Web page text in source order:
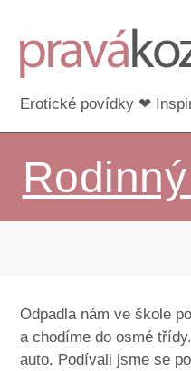
Erotické povídky ❤
Odpadla nám ve škole
a chodíme do osmé
auto. Podívali jsme se